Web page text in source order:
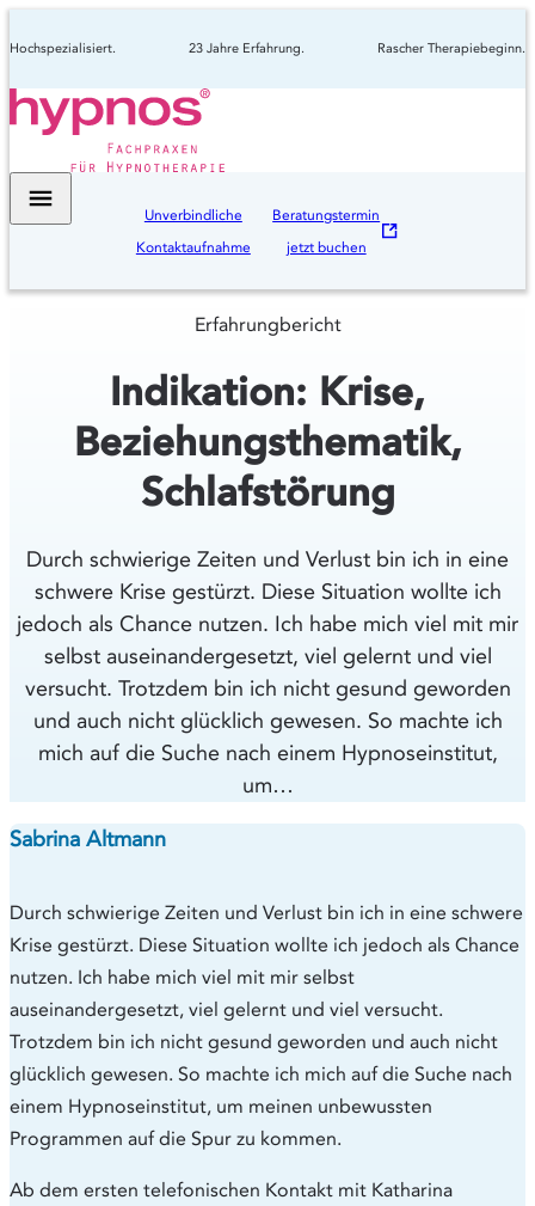
Hochspezialisiert. 23 Jahre Erfahrung. Rascher Therapiebeginn.
Unverbindliche
Kontaktaufnahme
Beratungstermin
jetzt buchen
Erfahrungbericht
Indikation: Krise,
Beziehungsthematik,
Schlafstörung
Durch schwierige Zeiten und Verlust bin ich in eine
schwere Krise gestürzt. Diese Situation wollte ich
jedoch als Chance nutzen. Ich habe mich viel mit mir
selbst auseinandergesetzt, viel gelernt und viel
versucht. Trotzdem bin ich nicht gesund geworden
und auch nicht glücklich gewesen. So machte ich
mich auf die Suche nach einem Hypnoseinstitut,
um…
Sabrina Altmann
Durch schwierige Zeiten und Verlust bin ich in eine schwere
Krise gestürzt. Diese Situation wollte ich jedoch als Chance
nutzen. Ich habe mich viel mit mir selbst
auseinandergesetzt, viel gelernt und viel versucht.
Trotzdem bin ich nicht gesund geworden und auch nicht
glücklich gewesen. So machte ich mich auf die Suche nach
einem Hypnoseinstitut, um meinen unbewussten
Programmen auf die Spur zu kommen.
Ab dem ersten telefonischen Kontakt mit Katharina